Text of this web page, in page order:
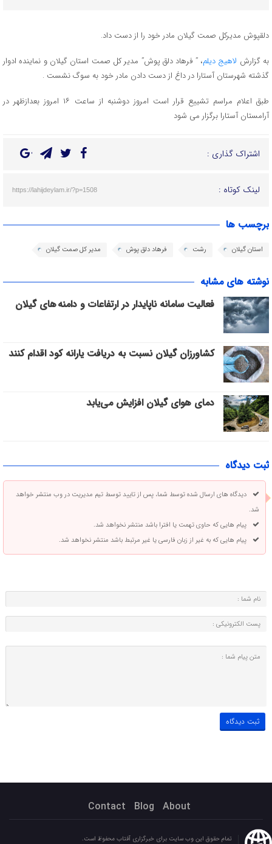
دلقپوش مدیرکل صمت گیلان مادر خود را از دست داد.
به گزارش لاهیج دیلم، ” فرهاد دلق پوش” مدیر کل صمت استان گیلان و نماینده ادوار
گذشته شهرستان آستارا در داغ از دست دادن مادر خود به سوگ نشست .
طبق اعلام مراسم تشییع قرار است امروز دوشنبه از ساعت ۱۶ امروز بعدازظهر در
آرامستان آستارا برگزار می شود
اشتراک گذاری :
لینک کوتاه : https://lahijdeylam.ir/?p=1508
برچسب ها
استان گیلان رشت فرهاد دلق پوش مدیر کل صمت گیلان
نوشته های مشابه
فعالیت سامانه ناپایدار در ارتفاعات و دامنه های گیلان
کشاورزان گیلان نسبت به دریافت یارانه کود اقدام کنند
دمای هوای گیلان افزایش می‌یابد
ثبت دیدگاه
دیدگاه های ارسال شده توسط شما، پس از تایید توسط تیم مدیریت در وب منتشر خواهد
شد.
پیام هایی که حاوی تهمت یا افترا باشد منتشر نخواهد شد.
پیام هایی که به غیر از زبان فارسی یا غیر مرتبط باشد منتشر نخواهد شد.
About
Blog
Contact
تمام حقوق این وب سایت برای خبرگزاری آفتاب محفوظ است.